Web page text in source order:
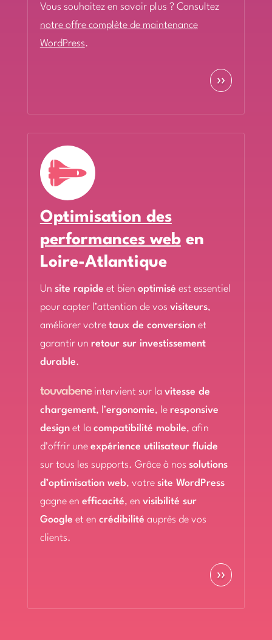
Vous souhaitez en savoir plus ? Consultez
notre offre complète de maintenance
WordPress.
››

Optimisation des
performances weben
Loire-Atlantique
Un site rapide et bien optimisé est essentiel
pour capter l’attention de vos visiteurs,
améliorer votre taux de conversionet
garantir un retour sur investissement
durable.
touvabeneintervient sur lavitesse de
chargement, l’ergonomie, le responsive
designet la compatibilité mobile, afin
d’offrir une expérience utilisateur fluide
sur tous les supports. Grâce à nos solutions
d’optimisation web, votre site WordPress
gagne en efficacité, en visibilité sur
Google et en crédibilité auprès de vos
clients.
››